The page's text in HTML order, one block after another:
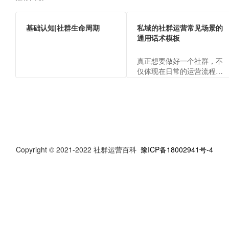
基础认知|社群生命周期
私域的社群运营常见场景的
通用话术模板
真正想要做好一个社群，不
仅体现在日常的运营流程
Copyright © 2021-2022 社群运营百科 豫ICP备18002941号-4